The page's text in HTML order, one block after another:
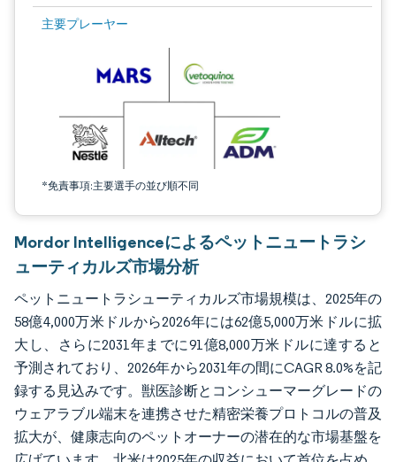
主要プレーヤー
*免責事項:主要選手の並び順不同
画像 © Mordor Intelligence。再利用にはCC BY 4.0の表示が必要です。
Mordor Intelligenceによるペットニュートラシ
ューティカルズ市場分析
ペットニュートラシューティカルズ市場規模は、2025年の
58億4,000万米ドルから2026年には62億5,000万米ドルに拡
大し、さらに2031年までに91億8,000万米ドルに達すると
予測されており、2026年から2031年の間にCAGR 8.0%を記
録する見込みです。獣医診断とコンシューマーグレードの
ウェアラブル端末を連携させた精密栄養プロトコルの普及
拡大が、健康志向のペットオーナーの潜在的な市場基盤を